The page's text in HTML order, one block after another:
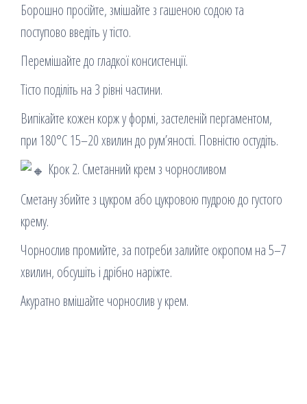
Борошно просійте, змішайте з гашеною содою та
поступово введіть у тісто.
Перемішайте до гладкої консистенції.
Тісто поділіть на 3 рівні частини.
Випікайте кожен корж у формі, застеленій пергаментом,
при 180°C 15–20 хвилин до рум’яності. Повністю остудіть.
Крок 2. Сметанний крем з чорносливом
Сметану збийте з цукром або цукровою пудрою до густого
крему.
Чорнослив промийте, за потреби залийте окропом на 5–7
хвилин, обсушіть і дрібно наріжте.
Акуратно вмішайте чорнослив у крем.